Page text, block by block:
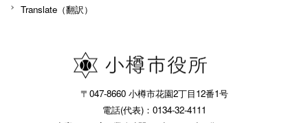
Translate（翻訳）
〒047-8660 小樽市花園2丁目12番1号
電話(代表)：0134-32-4111